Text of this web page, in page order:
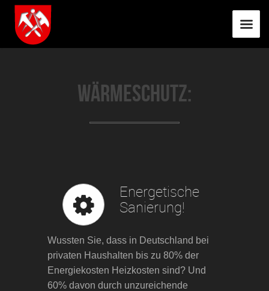
Wärmeschutz:
Energetische
Sanierung!
Wussten Sie, dass in Deutschland bei
privaten Haushalten bis zu 80% der
Energiekosten Heizkosten sind? Und
60% davon durch unzureichende